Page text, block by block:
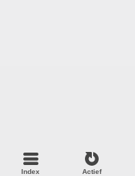
Index Actief